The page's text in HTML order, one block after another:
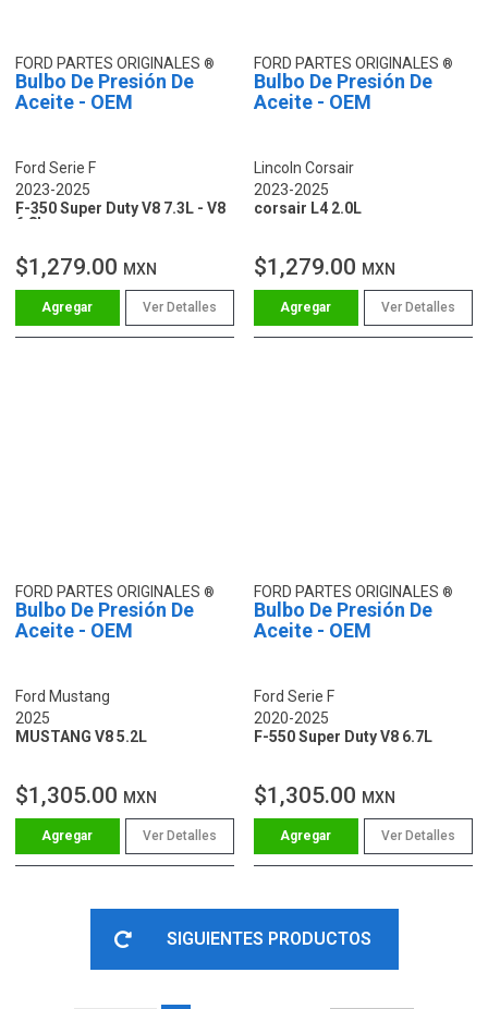
FORD PARTES ORIGINALES
Bulbo De Presión De
Aceite - OEM
Ford Serie F
2023-2025
F-350 Super Duty V8 7.3L - V8
6.8L
$1,279.00 MXN
Ver Detalles
FORD PARTES ORIGINALES
Bulbo De Presión De
Aceite - OEM
Lincoln Corsair
2023-2025
corsair L4 2.0L
$1,279.00 MXN
Ver Detalles
FORD PARTES ORIGINALES
Bulbo De Presión De
Aceite - OEM
Ford Mustang
2025
MUSTANG V8 5.2L
$1,305.00 MXN
Ver Detalles
FORD PARTES ORIGINALES
Bulbo De Presión De
Aceite - OEM
Ford Serie F
2020-2025
F-550 Super Duty V8 6.7L
$1,305.00 MXN
Ver Detalles
SIGUIENTES PRODUCTOS